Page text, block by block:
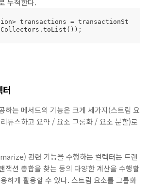
누적한다.
transactions = transactionSt
는 메서드의 기능은 크게 세가지(스트림 요
듀스하고 요약 / 요소 그룹화 / 요소 분할)로
관련 기능을 수행하는 컬렉터는 트랜
잭션 총합을 찾는 등의 다양한 계산을 수행할
하게 활용할 수 있다. 스트림 요소를 그룹화